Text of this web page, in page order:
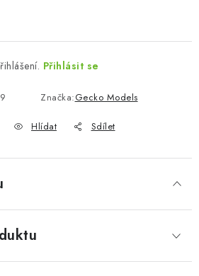
Přihlásit se
Značka:Gecko Models
Hlídat Sdílet